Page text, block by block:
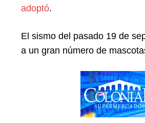
adoptó.
El sismo del pasado 19 de
a un gran número de